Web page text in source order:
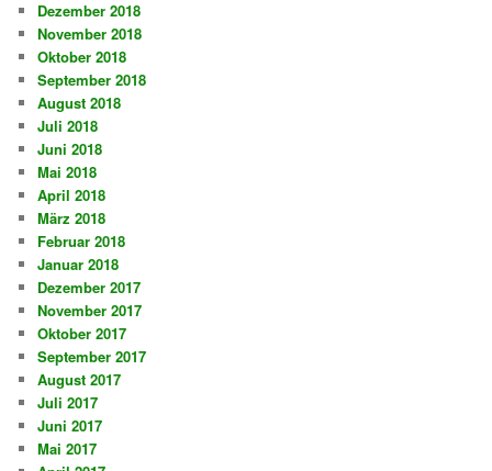
Dezember 2018
November 2018
Oktober 2018
September 2018
August 2018
Juli 2018
Juni 2018
Mai 2018
April 2018
März 2018
Februar 2018
Januar 2018
Dezember 2017
November 2017
Oktober 2017
September 2017
August 2017
Juli 2017
Juni 2017
Mai 2017